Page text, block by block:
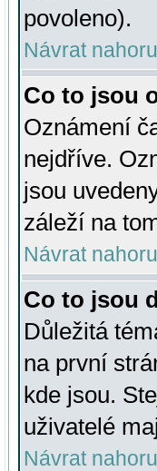
povoleno).
Návrat nahoru
Co to jsou
Oznámení
nejdříve.
jsou
záleží na
Návrat nahoru
Co to jsou
Důležitá
na první
kde jsou.
uživatelé
Návrat nahoru